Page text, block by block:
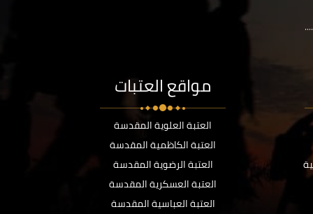
مواقع العتبات
العتبة العلوية المقدسة
العتبة الكاظمية المقدسة
العتبة الرضوية المقدسة
العتبة العسكرية المقدسة
العتبة العباسية المقدسة